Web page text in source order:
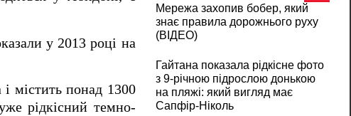
у 2013 році на
містить понад 1300
рідкісний темно-
Мережа захопив бобер, який
знає правила дорожнього руху
(ВІДЕО)
Гайтана показала рідкісне фото
з 9-річною підрослою донькою
на пляжі: який вигляд має
Сапфір-Ніколь